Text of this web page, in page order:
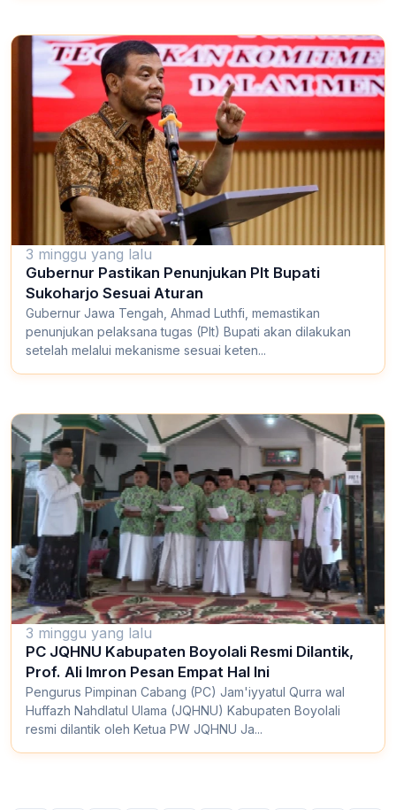
3 minggu yang lalu
Gubernur Pastikan Penunjukan Plt Bupati
Sukoharjo Sesuai Aturan
Gubernur Jawa Tengah, Ahmad Luthfi, memastikan
penunjukan pelaksana tugas (Plt) Bupati akan dilakukan
setelah melalui mekanisme sesuai keten...
3 minggu yang lalu
PC JQHNU Kabupaten Boyolali Resmi Dilantik,
Prof. Ali Imron Pesan Empat Hal Ini
Pengurus Pimpinan Cabang (PC) Jam'iyyatul Qurra wal
Huffazh Nahdlatul Ulama (JQHNU) Kabupaten Boyolali
resmi dilantik oleh Ketua PW JQHNU Ja...